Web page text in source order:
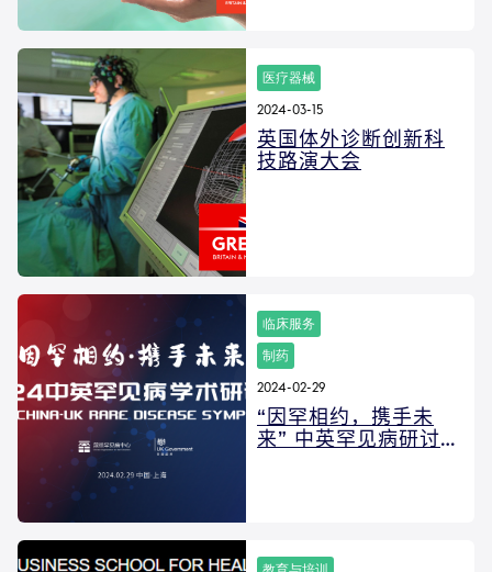
医疗器械
2024-03-15
英国体外诊断创新科
技路演大会
临床服务
制药
2024-02-29
“因罕相约，携手未
来” 中英罕见病研讨会